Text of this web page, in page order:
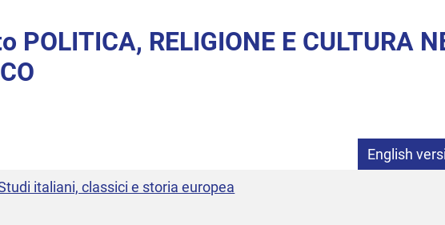
POLITICA, RELIGIONE E CULTURA
English
italiani, classici e storia europea